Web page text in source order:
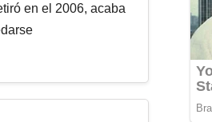
en el 2006, acaba